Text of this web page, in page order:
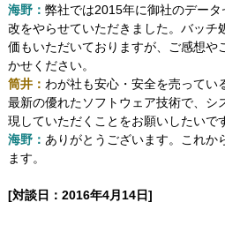
海野： 弊社では2015年に御社のデー
改をやらせていただきました。バッチ
価もいただいておりますが、ご感想や
かせください。
筒井： わが社も安心・安全を売ってい
最新の優れたソフトウェア技術で、シ
現していただくことをお願いしたいで
海野： ありがとうございます。これか
ます。
[対談日：2016年4月14日]